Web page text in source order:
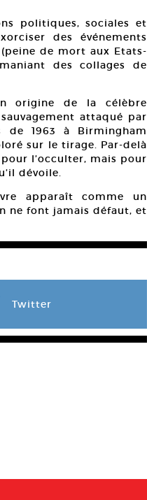
politiques, sociales et
des événements
de mort aux Etats-
des collages de
origine de la célèbre
attaqué par
de 1963 à Birmingham
sur le tirage. Par-delà
l’occulter, mais pour
dévoile.
apparaît comme un
ne font jamais défaut, et
Twitter